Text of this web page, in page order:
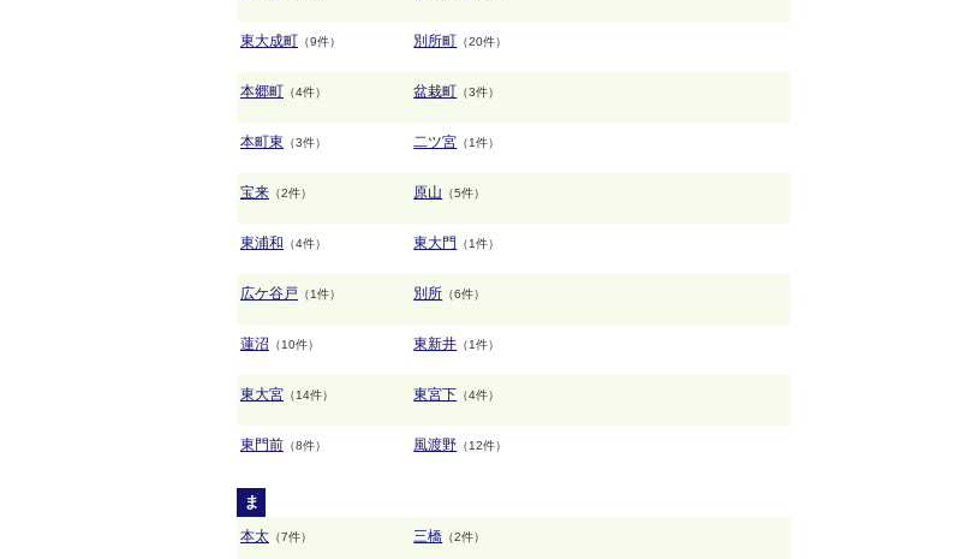
東大成町 （9件） 別所町 （20件）
本郷町 （4件） 盆栽町 （3件）
本町東 （3件） 二ツ宮 （1件）
宝来 （2件） 原山 （5件）
東浦和 （4件） 東大門 （1件）
広ケ谷戸 （1件） 別所 （6件）
蓮沼 （10件） 東新井 （1件）
東大宮 （14件） 東宮下 （4件）
東門前 （8件） 風渡野 （12件）
ま
本太 （7件） 三橋 （2件）